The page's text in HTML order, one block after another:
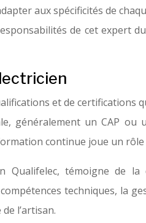
aux spécificités de
de cet
et de certifications
généralement un CAP ou
continue joue un
Qualifelec, témoigne de
techniques, la
l’artisan.